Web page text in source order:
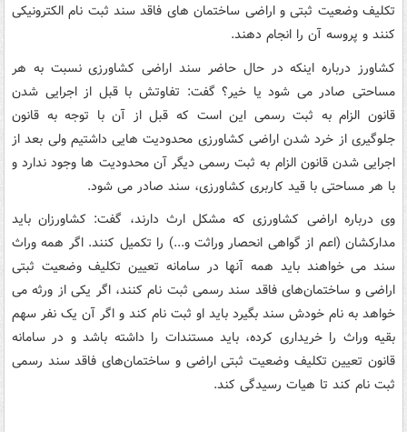
تکلیف وضعیت ثبتی و اراضی ساختمان های فاقد سند ثبت نام الکترونیکی
کنند و پروسه آن را انجام دهند.
کشاورز درباره اینکه در حال حاضر سند اراضی کشاورزی نسبت به هر
مساحتی صادر می شود یا خیر؟ گفت: تفاوتش با قبل از اجرایی شدن
قانون الزام به ثبت رسمی این است که قبل از آن با توجه به قانون
جلوگیری از خرد شدن اراضی کشاورزی محدودیت هایی داشتیم ولی بعد از
اجرایی شدن قانون الزام به ثبت رسمی دیگر آن محدودیت ها وجود ندارد و
با هر مساحتی با قید کاربری کشاورزی، سند صادر می شود.
وی درباره اراضی کشاورزی که مشکل ارث دارند، گفت: کشاورزان باید
مدارکشان (اعم از گواهی انحصار وراثت و...) را تکمیل کنند. اگر همه وراث
سند می خواهند باید همه آنها در سامانه تعیین تکلیف وضعیت ثبتی
اراضی و ساختمان‌های فاقد سند رسمی ثبت نام کنند، اگر یکی از ورثه می
خواهد به نام خودش سند بگیرد باید او ثبت نام کند و اگر آن یک نفر سهم
بقیه وراث را خریداری کرده، باید مستندات را داشته باشد و در سامانه
قانون تعیین تکلیف وضعیت ثبتی اراضی و ساختمان‌های فاقد سند رسمی
ثبت نام کند تا هیات رسیدگی کند.